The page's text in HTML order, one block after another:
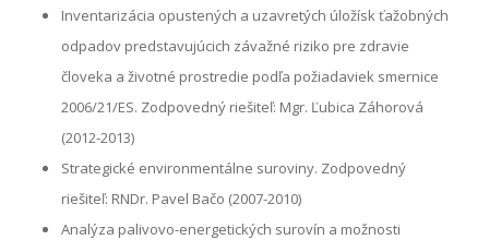
Inventarizácia opustených a uzavretých úložísk ťažobných
odpadov predstavujúcich závažné riziko pre zdravie
človeka a životné prostredie podľa požiadaviek smernice
2006/21/ES. Zodpovedný riešiteľ: Mgr. Ľubica Záhorová
(2012-2013)
Strategické environmentálne suroviny. Zodpovedný
riešiteľ: RNDr. Pavel Bačo (2007-2010)
Analýza palivovo-energetických surovín a možnosti